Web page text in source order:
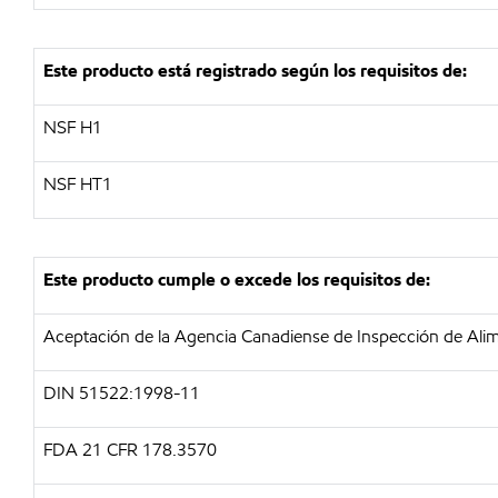
Este producto está registrado según los requisitos de:
NSF H1
NSF HT1
Este producto cumple o excede los requisitos de:
Aceptación de la Agencia Canadiense de Inspección de
DIN 51522:1998-11
FDA 21 CFR 178.3570